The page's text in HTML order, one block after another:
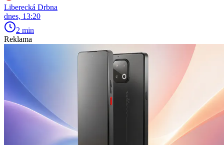
Liberecká Drbna
dnes, 13:20
2 min
Reklama